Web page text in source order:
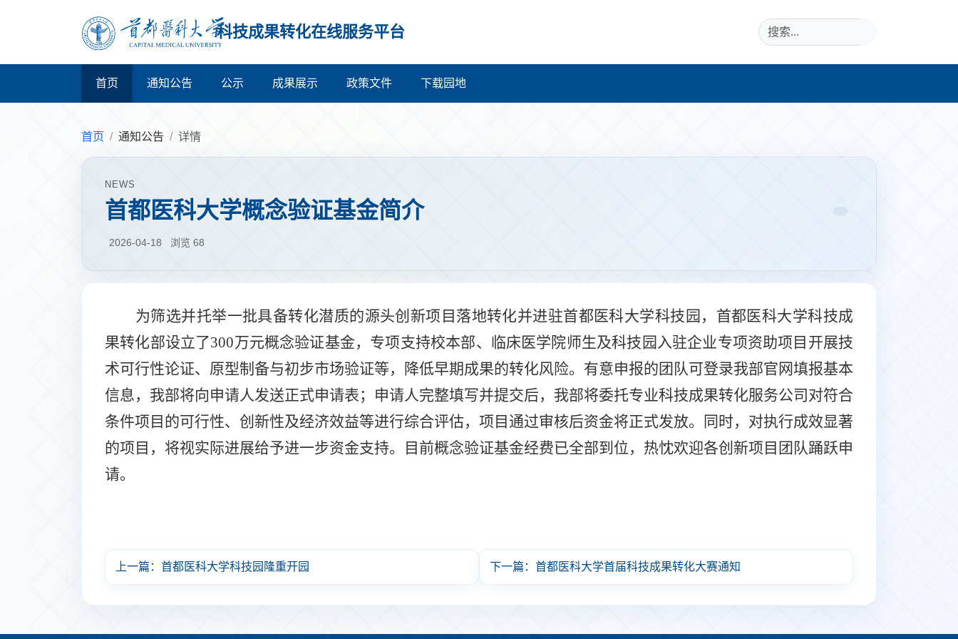
科技成果转化在线服务平台
首页 通知公告 公示 成果展示 政策文件 下载园地
首页 通知公告 详情
NEWS
首都医科大学概念验证基金简介
2026-04-18 浏览 68
为筛选并托举一批具备转化潜质的源头创新项目落地转化并进驻首都医科大学科技园， 首都医科大学科技成
果转化部设立了300万元概念验证基金，专项支持校本部、临床医学院师生及科技园入驻企业专项资助项目 开展技
术可行性论证、原型制备与初步市场验证等，降低早期成果的转化风险。有意申报的团队可登录我部官网填报基本
信息，我部将向申请人发送正式申请表；申请人完整填写并提交后，我部将委托专业科技成果转化服务公司对符合
条件项目的可行性、创新性及经济效益等进行综合评估，项目通过审核后资金将正式发放。同时，对执行成效显著
的项目，将视实际进展给予进一步资金支持。目前概念验证基金经费已全部到位，热忱欢迎各创新项目团队踊跃申
请。
上一篇：首都医科大学科技园隆重开园 下一篇：首都医科大学首届科技成果转化大赛通知